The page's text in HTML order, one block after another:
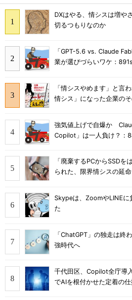
DXはやる、情シスは増
切るつもりなのか
「GPT-5.6 vs. Claude
業が選びづらいワケ：
「情シスやめます」と言
情シス」になった企業の
強気値上げで自爆か
Copilot」は一人負け？：
「廃棄するPCからSSDを
られた、限界情シスの延
Skypeは、ZoomやLINEに
た
「ChatGPT」の独走は
強時代へ
千代田区、Copilot全庁導
でAIを根付かせた定着の仕